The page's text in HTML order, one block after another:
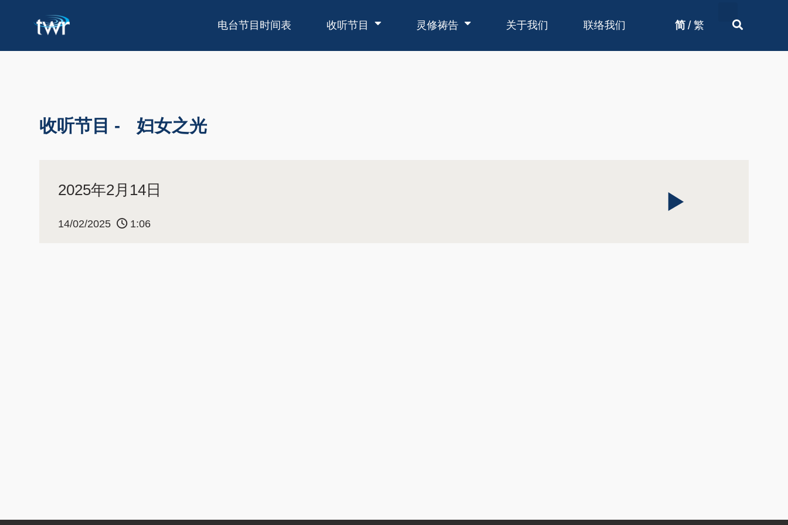
电台节目时间表 收听节目 灵修祷告 关于我们 联络我们 简 / 繁
收听节目 - 妇女之光
2025年2月14日
14/02/2025 1:06